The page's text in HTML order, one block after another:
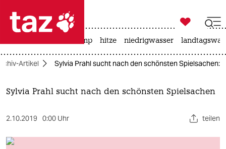
 taz zahl ich
taz zahl ich
themen
politik
öko

taz zahl ich
usa unter trump hitze niedrigwasser
Artikel Sylvia Prahl sucht nach den schönsten Spielsachen:
Sylvia Prahl sucht nach den schönsten Spielsachen
2.10.2019 0:00 Uhr teilen